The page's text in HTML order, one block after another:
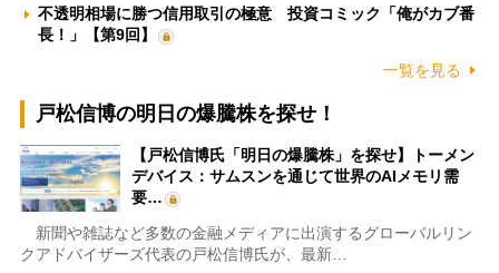
不透明相場に勝つ信用取引の極意 投資コミック「俺がカブ番
長！」【第9回】
一覧を見る
戸松信博の明日の爆騰株を探せ！
【戸松信博氏「明日の爆騰株」を探せ】トーメン
デバイス：サムスンを通じて世界のAIメモリ需
要…
新聞や雑誌など多数の金融メディアに出演するグローバルリン
クアドバイザーズ代表の戸松信博氏が、最新…